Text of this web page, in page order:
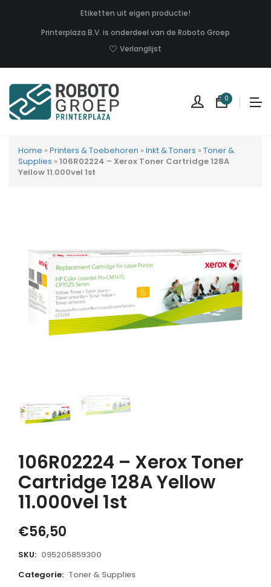
Etiketten uit eigen productie!
Printerplaza B.V. is onderdeel van de Roboto Groep
Verlanglijst
0
uw
Home » Printers & Toebehoren » Inkt & Toners » Toner &
Supplies » 106R02224 – Xerox Toner Cartridge 128A
Yellow 11.000vel 1st
106R02224 – Xerox Toner
Cartridge 128A Yellow
11.000vel 1st
€56,50
SKU: 095205859300
Categorie: Toner & Supplies